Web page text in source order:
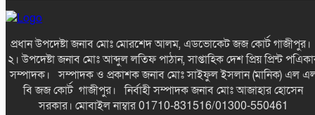
প্রধান উপদেষ্টা জনাব মোঃ মোরশেদ আলম, এডভোকেট জজ কোর্ট
২। উপদেষ্টা জনাব মোঃ আব্দুল লতিফ পাঠান, সাপ্তাহিক দেশ প্রিয় প্রিন্ট
সম্পাদক। সম্পাদক ও প্রকাশক জনাব মোঃ সাইফুল ইসলান (মানিক) এল
বি জজ কোর্ট গাজীপুর। নির্বাহী সম্পাদক জনাব মোঃ আজাহার হোসেন
সরকার। মোবাইল নাম্বার 01710-831516/01300-550461